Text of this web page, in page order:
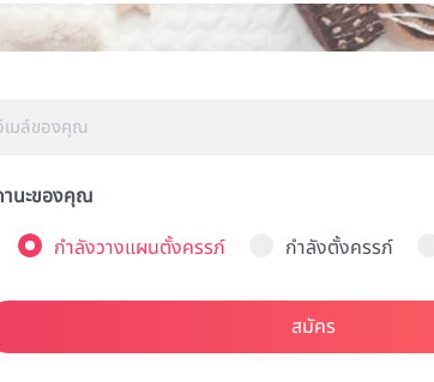
นะของคุณ
กำลังวางแผนตั้งครรภ์
กำลังตั้งครรภ์
สมัคร